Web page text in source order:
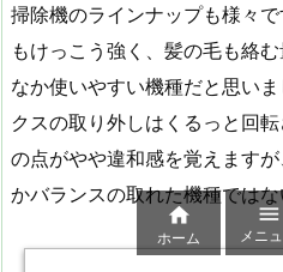
掃除機のラインナップも様々
もけっこう強く、髪の毛も絡
なか使いやすい機種だと思い
クスの取り外しはくるっと回
の点がやや違和感を覚えます
かバランスの取れた機種ではな

ホーム

メニ